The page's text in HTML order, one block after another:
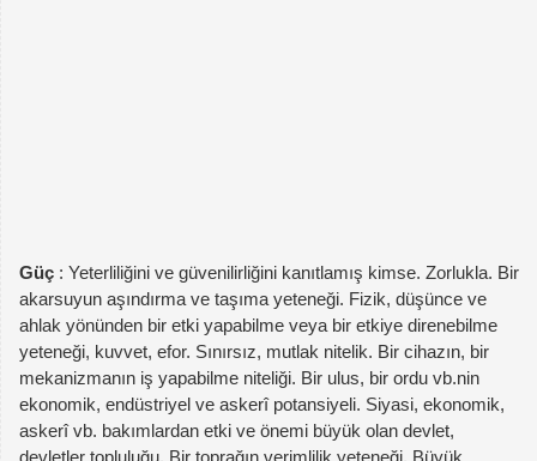
Güç : Yeterliliğini ve güvenilirliğini kanıtlamış kimse. Zorlukla. Bir
akarsuyun aşındırma ve taşıma yeteneği. Fizik, düşünce ve
ahlak yönünden bir etki yapabilme veya bir etkiye direnebilme
yeteneği, kuvvet, efor. Sınırsız, mutlak nitelik. Bir cihazın, bir
mekanizmanın iş yapabilme niteliği. Bir ulus, bir ordu vb.nin
ekonomik, endüstriyel ve askerî potansiyeli. Siyasi, ekonomik,
askerî vb. bakımlardan etki ve önemi büyük olan devlet,
devletler topluluğu. Bir toprağın verimlilik yeteneği. Büyük